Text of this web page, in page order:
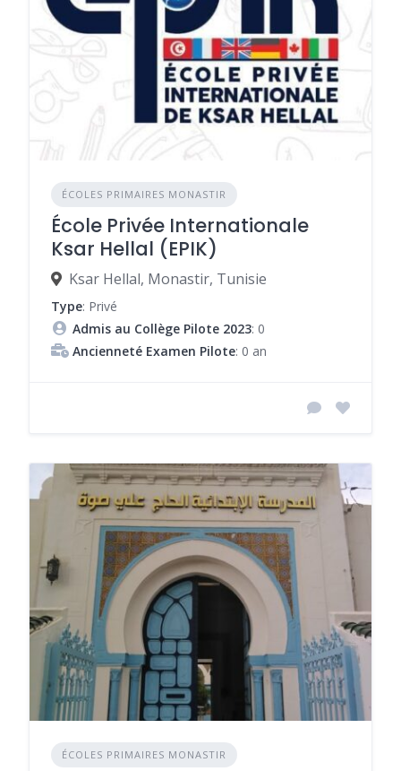
ÉCOLES PRIMAIRES MONASTIR
École Privée Internationale
Ksar Hellal (EPIK)
Ksar Hellal, Monastir, Tunisie
Type: Privé
Admis au Collège Pilote 2023: 0
Ancienneté Examen Pilote: 0 an
ÉCOLES PRIMAIRES MONASTIR